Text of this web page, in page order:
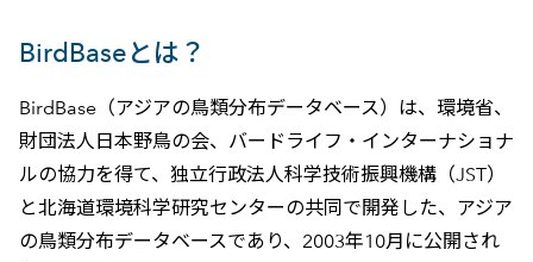
BirdBaseとは？
BirdBase（アジアの鳥類分布データベース）は、環境省、
財団法人日本野鳥の会、バードライフ・インターナショナ
ルの協力を得て、独立行政法人科学技術振興機構（JST）
と北海道環境科学研究センターの共同で開発した、アジア
の鳥類分布データベースであり、2003年10月に公開され